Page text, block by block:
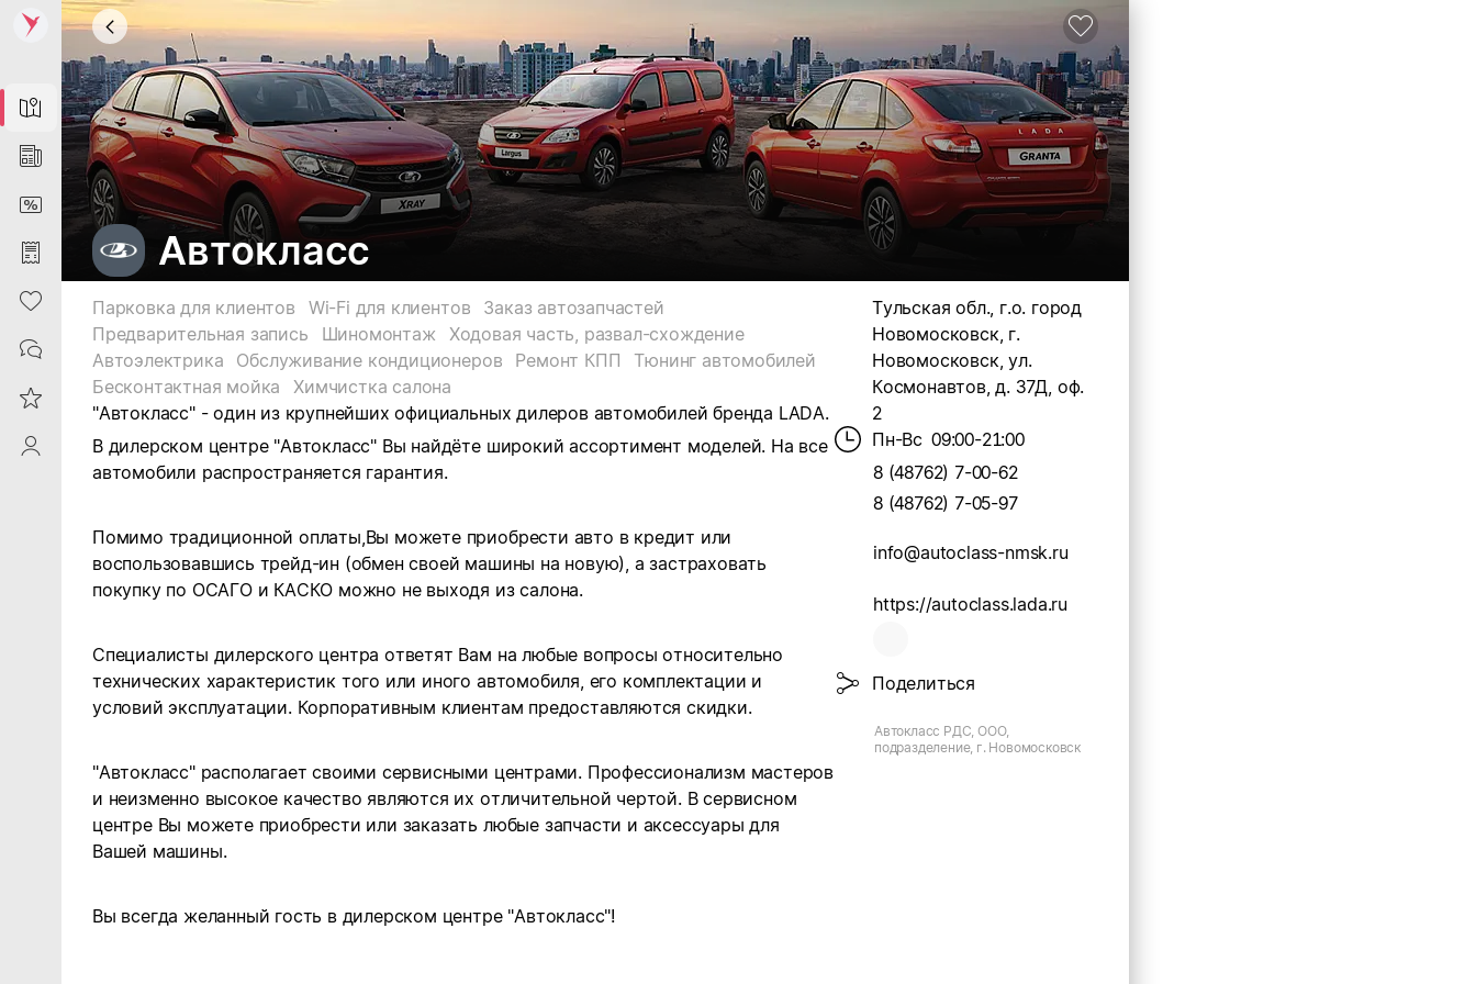
Map
News
DiscountCard
Purchases
Heart
Contacts
Reviews
ProfileSaby
Автокласс
Парковка для клиентов Wi-Fi для клиентов
Заказ автозапчастей
Предварительная запись
Шиномонтаж
Ходовая часть, развал-схождение
Автоэлектрика
Обслуживание кондиционеров Ремонт КПП
Тюнинг автомобилей
Бесконтактная мойка
Химчистка салона
"Автокласс" - один из крупнейших официальных дилеров автомобилей бренда LADA.
В дилерском центре "Автокласс" Вы найдёте широкий ассортимент моделей. На все
автомобили распространяется гарантия.
Помимо традиционной оплаты,Вы можете приобрести авто в кредит или
воспользовавшись трейд-ин (обмен своей машины на новую), а застраховать
покупку по ОСАГО и КАСКО можно не выходя из салона.
Специалисты дилерского центра ответят Вам на любые вопросы относительно
технических характеристик того или иного автомобиля, его комплектации и
условий эксплуатации. Корпоративным клиентам предоставляются скидки.
"Автокласс" располагает своими сервисными центрами. Профессионализм мастеров
и неизменно высокое качество являются их отличительной чертой. В сервисном
центре Вы можете приобрести или заказать любые запчасти и аксессуары для
Вашей машины.
Вы всегда желанный гость в дилерском центре "Автокласс"!
Тульская обл., г.о. город
Новомосковск, г.
Новомосковск, ул.
Космонавтов, д. 37Д, оф.
2
Пн-Вс 09:00-21:00
8 (48762) 7-00-62
8 (48762) 7-05-97
info@autoclass-nmsk.ru
https://autoclass.lada.ru
Поделиться
Автокласс РДС, ООО,
подразделение, г. Новомосковск